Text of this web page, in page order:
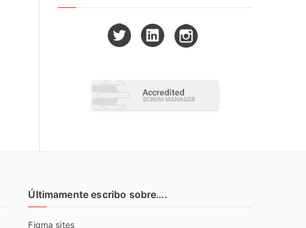
Últimamente escribo sobre….
Figma sites